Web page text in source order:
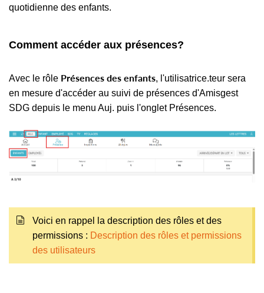
quotidienne des enfants.
Comment accéder aux présences?
Avec le rôle Présences des enfants, l'utilisatrice.teur sera
en mesure d'accéder au suivi de présences d'Amisgest
SDG depuis le menu Auj. puis l'onglet Présences.
Voici en rappel la description des rôles et des
permissions : Description des rôles et permissions
des utilisateurs